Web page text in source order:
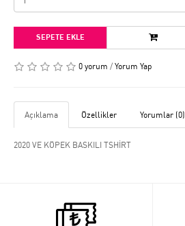
SEPETE EKLE
0 yorum / Yorum Yap
Açıklama Özellikler Yorumlar (0)
2020 VE KÖPEK BASKILI TSHİRT